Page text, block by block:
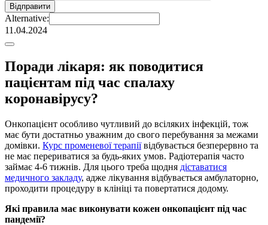
Alternative:
11.04.2024
Поради лікаря: як поводитися
пацієнтам під час спалаху
коронавірусу?
Онкопацієнт особливо чутливий до всіляких інфекцій, тож
має бути достатньо уважним до свого перебування за межами
домівки. Курс променевої терапіївідбувається безперервно та
не має перериватися за будь-яких умов. Радіотерапія часто
займає 4-6 тижнів. Для цього треба щодня діставатися
медичного закладу, адже лікування відбувається амбулаторно,
проходити процедуру в клініці та повертатися додому.
Які правила має виконувати кожен онкопацієнт під час
пандемії?